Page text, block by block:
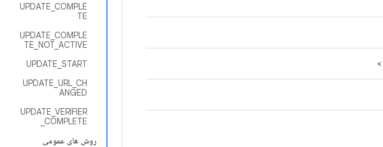
UPDATE_COMPLE
TE
UPDATE_COMPLE
TE_NOT_ACTIVE
UPDATE_START
UPDATE_URL_CH
ANGED
UPDATE_VERIFIER
_COMPLETE
روش های عمومی
>